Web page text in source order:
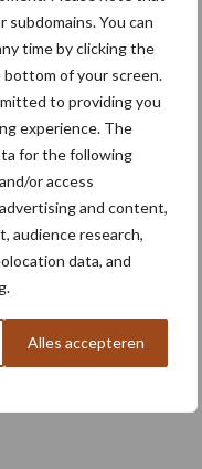
subdomains. You can
time by clicking the
of your screen.
to providing you
experience. The
for the following
or access
and content,
audience research,
data, and
Alles accepteren
markt
de Belgische markt.
- dat is
vanaf begin december
meer